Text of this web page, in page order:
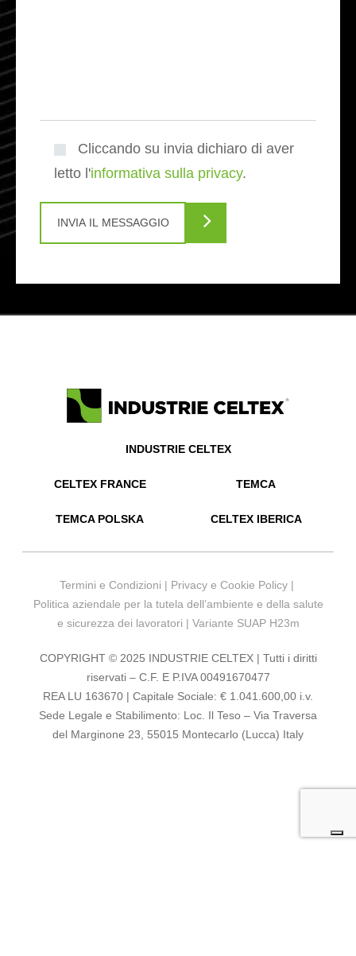
Cliccando su invia dichiaro di aver
letto l'informativa sulla privacy.
INDUSTRIE CELTEX
CELTEX FRANCE TEMCA
TEMCA POLSKA CELTEX IBERICA
COPYRIGHT © 2025 INDUSTRIE CELTEX | Tutti i diritti
riservati – C.F. E P.IVA 00491670477
REA LU 163670 | Capitale Sociale: € 1.041.600,00 i.v.
Sede Legale e Stabilimento: Loc. Il Teso – Via Traversa
del Marginone 23, 55015 Montecarlo (Lucca) Italy
Termini e Condizioni | Privacy e Cookie Policy|
Politica aziendale per la tutela dell’ambiente e della salute
e sicurezza dei lavoratori | Variante SUAP H23m